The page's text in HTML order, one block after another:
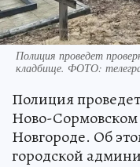
Полиция проведет
кладбище. ФОТО:
Полиция
Ново-
Новгороде. Об
городской